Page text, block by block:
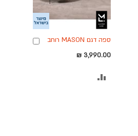
ספה דגם MASON רוחב
3,990.00 ₪
הוספה